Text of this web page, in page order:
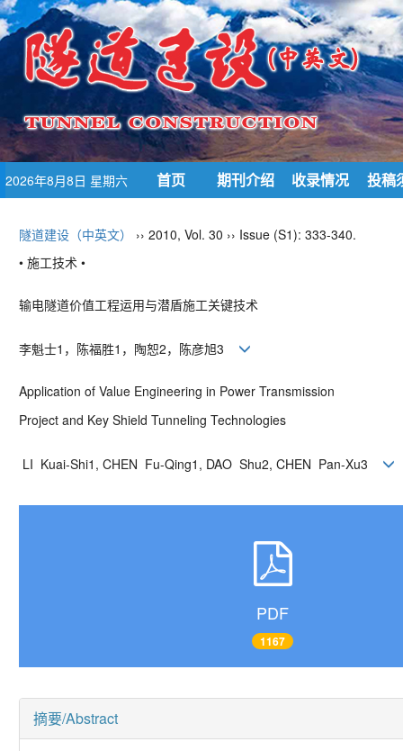
2026年8月8日 星期六 首页 期刊介绍 收录情况 投稿
隧道建设（中英文）
›› 2010, Vol. 30 ›› Issue (S1): 333-340.
• 施工技术 •
输电隧道价值工程运用与潜盾施工关键技术
李魁士1，陈福胜1，陶恕2，陈彦旭3
Application of Value Engineering in Power Transmission
Project and Key Shield Tunneling Technologies
LI Kuai-Shi1, CHEN Fu-Qing1, DAO Shu2, CHEN Pan-Xu3
PDF
1167
摘要/Abstract